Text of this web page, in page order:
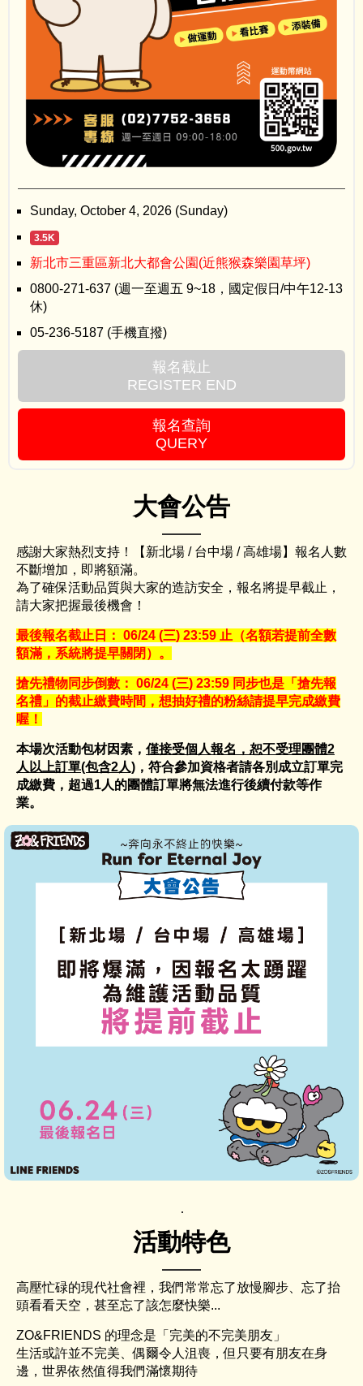
大會公告
感謝大家熱烈支持！【新北場 / 台中場 / 高雄場】報名人數
不斷增加，即將額滿。
為了確保活動品質與大家的造訪安全，報名將提早截止，
請大家把握最後機會！
最後報名截止日： 06/24 (三) 23:59 止（名額若提前全數
額滿，系統將提早關閉）。
搶先禮物同步倒數： 06/24 (三) 23:59 同步也是「搶先報
名禮」的截止繳費時間，想抽好禮的粉絲請提早完成繳費
喔！
本場次活動包材因素， 僅接受個人報名，恕不受理團體2
人以上訂單(包含2人) ，符合參加資格者請各別成立訂單完
成繳費，超過1人的團體訂單將無法進行後續付款等作
業。
活動特色
高壓忙碌的現代社會裡，我們常常忘了放慢腳步、忘了抬
頭看看天空，甚至忘了該怎麼快樂...
ZO&FRIENDS 的理念是「完美的不完美朋友」
生活或許並不完美、偶爾令人沮喪，但只要有朋友在身
邊，世界依然值得我們滿懷期待
Sunday, October 4, 2026 (Sunday)
3.5K
新北市三重區新北大都會公園(近熊猴森樂園草坪)
0800-271-637 (週一至週五 9~18，國定假日/中午12-13
休)
05-236-5187 (手機直撥)
報名截止
REGISTER END
報名查詢
QUERY